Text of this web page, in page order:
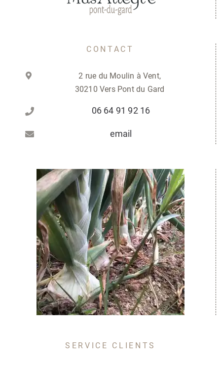
CONTACT
2 rue du Moulin à Vent,
30210 Vers Pont du Gard
06 64 91 92 16
email
SERVICE CLIENTS